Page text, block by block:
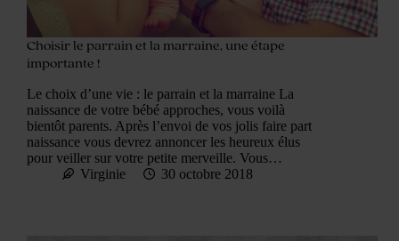
Choisir le parrain et la marraine, une étape
importante !
Le choix d’une vie : le parrain et la marraine La
naissance de votre bébé approches, vous voilà
bientôt parents. Après l’envoi de vos jolis faire part
naissance vous devrez annoncer les heureux élus
pour veiller sur votre petite merveille. Vous…
Virginie
30 octobre 2018